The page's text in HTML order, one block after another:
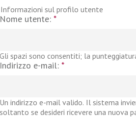
Informazioni sul profilo utente
Nome utente: *
Gli spazi sono consentiti; la
Indirizzo e-mail: *
Un indirizzo e-mail valido. Il sistema
soltanto se desideri ricevere una nuova